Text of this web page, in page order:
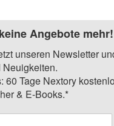
Angebote mehr!
unseren Newsletter
Neuigkeiten.
60 Tage Nextory
& E-Books.*